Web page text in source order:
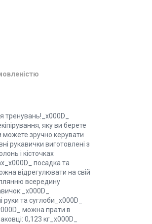
тренувань!_x000D_
яку ви берете
можете зручно керувати
рукавички виготовлені з
і кісточках
посадка та
відрегулювати на свій
всередину
та суглоби_x000D_
можна прати в
0,123 кг_x000D_